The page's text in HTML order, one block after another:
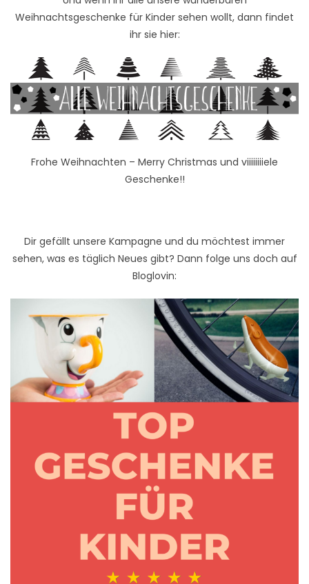
Weihnachtsgeschenke für Kinder sehen wollt, dann findet
ihr sie hier:
Frohe Weihnachten – Merry Christmas und viiiiiiiiele
Geschenke!!
Dir gefällt unsere Kampagne und du möchtest immer
sehen, was es täglich Neues gibt? Dann folge uns doch auf
Bloglovin: